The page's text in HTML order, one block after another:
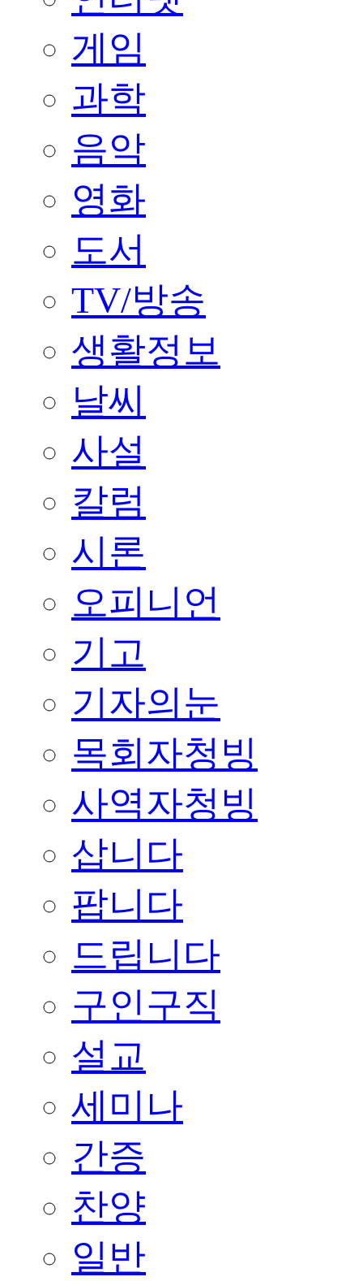
게임
과학
음악
영화
도서
TV/방송
생활정보
날씨
사설
칼럼
시론
오피니언
기고
기자의눈
목회자청빙
사역자청빙
삽니다
팝니다
드립니다
구인구직
설교
세미나
간증
찬양
일반